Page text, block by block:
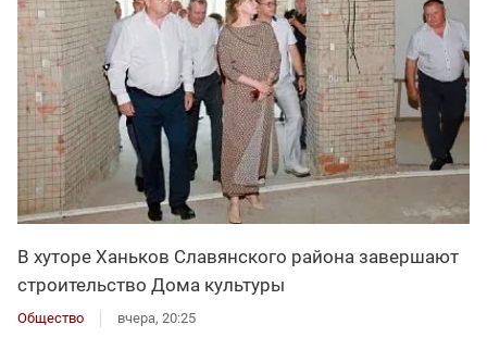
В хуторе Ханьков Славянского района завершают
строительство Дома культуры
Общество вчера, 20:25